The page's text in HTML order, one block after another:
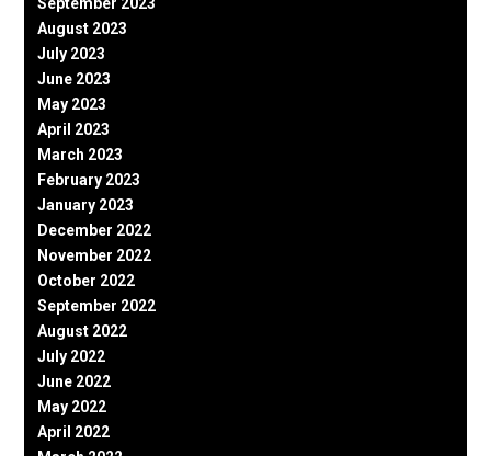
August 2023
July 2023
June 2023
May 2023
April 2023
March 2023
February 2023
January 2023
December 2022
November 2022
October 2022
September 2022
August 2022
July 2022
June 2022
May 2022
April 2022